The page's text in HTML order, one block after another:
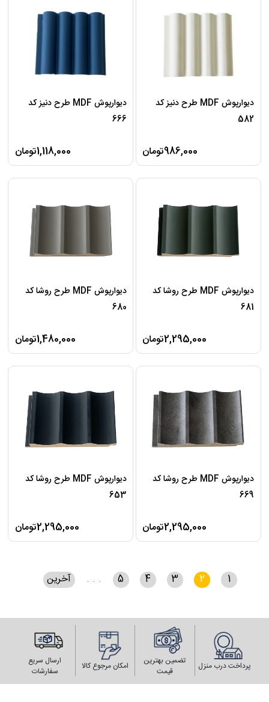
دیوارپوش MDF طرح دنیز کد
582
986,000تومان
دیوارپوش MDF طرح دنیز کد
666
1,118,000تومان
دیوارپوش MDF طرح روشا کد
681
2,295,000تومان
دیوارپوش MDF طرح روشا کد
680
1,480,000تومان
دیوارپوش MDF طرح روشا کد
669
2,295,000تومان
دیوارپوش MDF طرح روشا کد
653
2,295,000تومان
1
2
3
4
5
. . . آخرین
پرداخت درب منزل
تضمین بهترین
قیمت
امکان مرجوع کالا
ارسال سریع
سفارشات